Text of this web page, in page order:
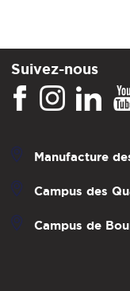
Suivez-nous
Manufacture
Campus des
Campus de